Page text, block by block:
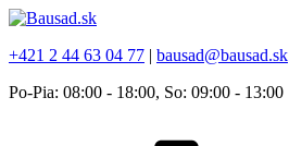
+421 2 44 63 04 77 | bausad@bausad.sk
Po-Pia: 08:00 - 18:00, So: 09:00 - 13:00